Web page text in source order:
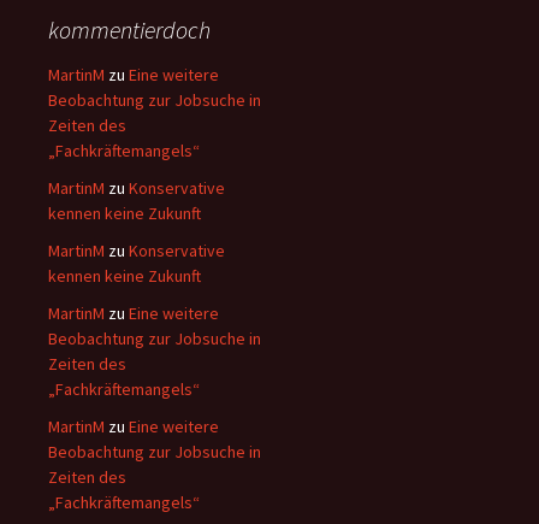
kommentierdoch
MartinM zu Eine weitere
Beobachtung zur Jobsuche in
Zeiten des
„Fachkräftemangels“
MartinM zu Konservative
kennen keine Zukunft
MartinM zu Konservative
kennen keine Zukunft
MartinM zu Eine weitere
Beobachtung zur Jobsuche in
Zeiten des
„Fachkräftemangels“
MartinM zu Eine weitere
Beobachtung zur Jobsuche in
Zeiten des
„Fachkräftemangels“